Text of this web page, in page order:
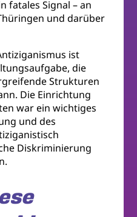
fatales Signal – an
und darüber
ist
die
Strukturen
Die Einrichtung
war ein wichtiges
und des
Diskriminierung